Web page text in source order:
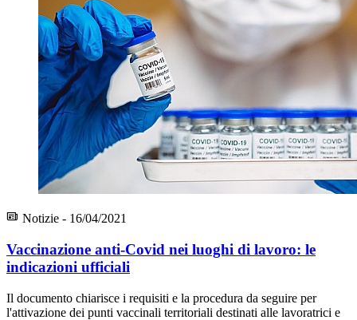
Notizie - 16/04/2021
Vaccinazione anti-Covid nei luoghi di lavoro: le
indicazioni ufficiali
Il documento chiarisce i requisiti e la procedura da seguire per
l'attivazione dei punti vaccinali territoriali destinati alle lavoratrici e